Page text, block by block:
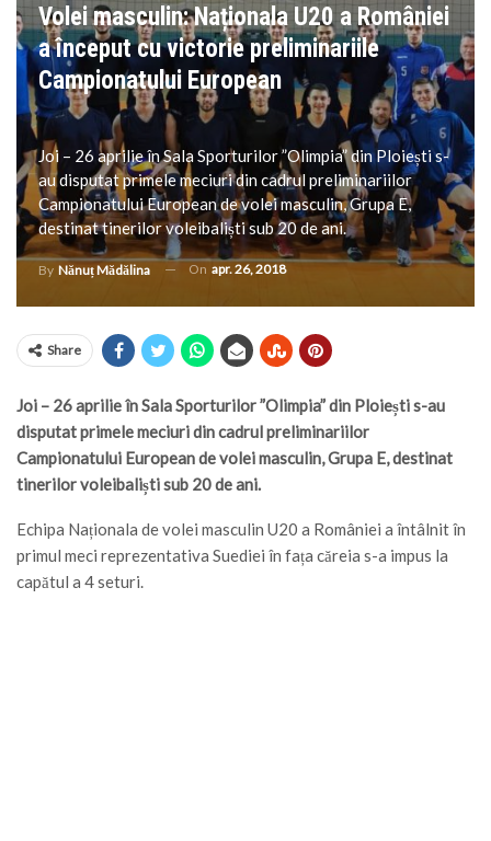
Volei masculin: Naționala U20 a României
a început cu victorie preliminariile
Campionatului European
Joi – 26 aprilie în Sala Sporturilor ”Olimpia” din Ploiești s-
au disputat primele meciuri din cadrul preliminariilor
Campionatului European de volei masculin, Grupa E,
destinat tinerilor voleibaliști sub 20 de ani.
By Nănuț Mădălina On apr. 26, 2018
Share
Joi – 26 aprilie în Sala Sporturilor ”Olimpia” din Ploiești s-au
disputat primele meciuri din cadrul preliminariilor
Campionatului European de volei masculin, Grupa E, destinat
tinerilor voleibaliști sub 20 de ani.
Echipa Naționala de volei masculin U20 a României a întâlnit în
primul meci reprezentativa Suediei în fața căreia s-a impus la
capătul a 4 seturi.